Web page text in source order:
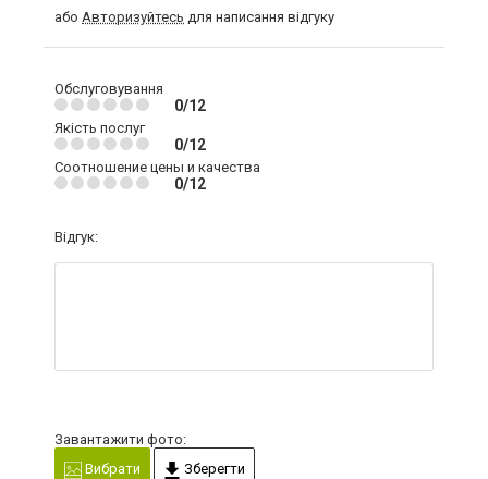
або Авторизуйтесь для написання відгуку
Обслуговування
0/12
Якість послуг
0/12
Соотношение цены и качества
0/12
Відгук:
Завантажити фото:
Вибрати
Зберегти